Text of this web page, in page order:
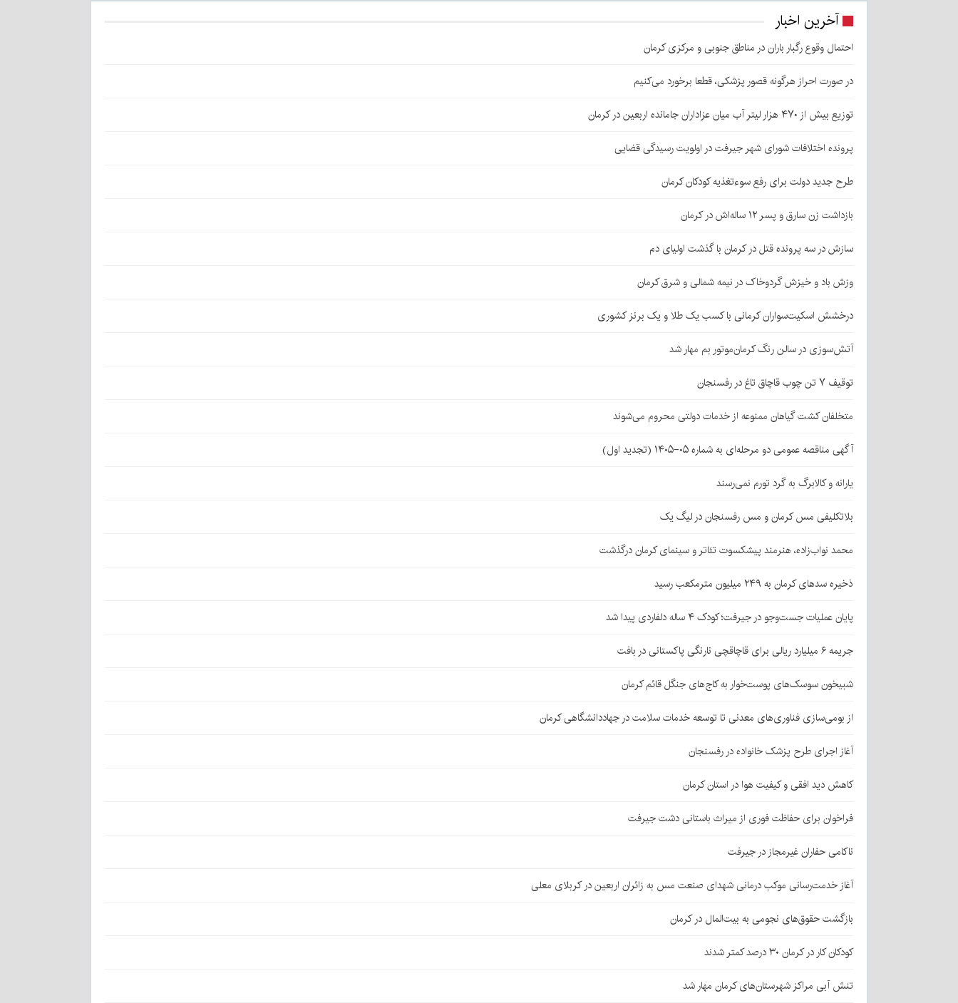
آخرین اخبار
احتمال وقوع رگبار باران در مناطق جنوبی و مرکزی کرمان
در صورت احراز هرگونه قصور پزشکی، قطعا برخورد می‌کنیم
توزیع بیش از ۴۷۰ هزار لیتر آب میان عزاداران جامانده اربعین در کرمان
پرونده اختلافات شورای شهر جیرفت در اولویت رسیدگی قضایی
طرح جدید دولت برای رفع سوءتغذیه کودکان کرمان
بازداشت زن سارق و پسر ۱۲ ساله‌اش در کرمان
سازش در سه پرونده قتل در کرمان با گذشت اولیای دم
وزش باد و خیزش گردوخاک در نیمه شمالی و شرق کرمان
درخشش اسکیت‌سواران کرمانی با کسب یک طلا و یک برنز کشوری
آتش‌سوزی در سالن رنگ کرمان‌موتور بم مهار شد
توقیف ۷ تن چوب قاچاق تاغ در رفسنجان
متخلفان کشت گیاهان ممنوعه از خدمات دولتی محروم می‌شوند
آگهی مناقصه عمومی دو مرحله‌ای به شماره ۰۵-۱۴۰۵ (تجدید اول)
یارانه و کالابرگ به گرد تورم نمی‌رسند
بلاتکلیفی مس کرمان و مس رفسنجان در لیگ یک
محمد نواب‌زاده، هنرمند پیشکسوت تئاتر و سینمای کرمان درگذشت
ذخیره سدهای کرمان به ۲۴۹ میلیون مترمکعب رسید
پایان عملیات جست‌وجو در جیرفت؛ کودک ۴ ساله دلفاردی پیدا شد
جریمه ۶ میلیارد ریالی برای قاچاقچی نارنگی پاکستانی در بافت
شبیخون سوسک‌های پوست‌خوار به کاج‌های جنگل قائم کرمان
از بومی‌سازی فناوری‌های معدنی تا توسعه خدمات سلامت در جهاددانشگاهی کرمان
آغاز اجرای طرح پزشک خانواده در رفسنجان
کاهش دید افقی و کیفیت هوا در استان کرمان
فراخوان برای حفاظت فوری از میراث باستانی دشت جیرفت
ناکامی حفاران غیرمجاز در جیرفت
آغاز خدمت‌رسانی موکب درمانی شهدای صنعت مس به زائران اربعین در کربلای معلی
بازگشت حقوق‌های نجومی به بیت‌المال در کرمان
کودکان کار در کرمان ۳۰ درصد کمتر شدند
تنش آبی مراکز شهرستان‌های کرمان مهار شد